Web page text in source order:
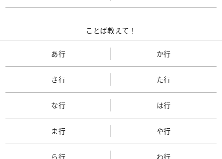
ことば教えて！
あ行 か行
さ行 た行
な行 は行
ま行 や行
ら行 わ行